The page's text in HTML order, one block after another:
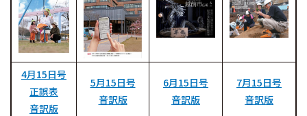
4月15日号
正誤表
音訳版
5月15日号
音訳版
6月15日号
音訳版
7月15日号
音訳版